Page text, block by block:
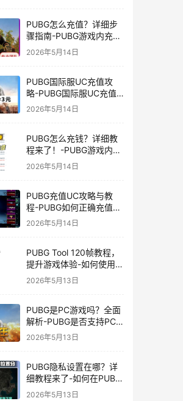
PUBG怎么充值？详细步
骤指南-PUBG游戏内充值
方法及常见问题解答
2026年5月14日
PUBG国际服UC充值攻
略-PUBG国际服UC充值
方法及注意事项
2026年5月14日
PUBG怎么充钱？详细教
程来了！-PUBG游戏内购
买充值方法及注意事项
2026年5月14日
PUBG充值UC攻略与教
程-PUBG如何正确充值
UC获取游戏内货币
2026年5月14日
PUBG Tool 120帧教程，
提升游戏体验-如何使用
PUBG Tool实现120帧流
畅游戏
2026年5月13日
PUBG是PC游戏吗？全面
解析-PUBG是否支持PC
平台及游戏玩法介绍
2026年5月13日
PUBG隐私设置在哪？详
细教程来了-如何在PUBG
中设置隐私选项保护个人
2026年5月13日